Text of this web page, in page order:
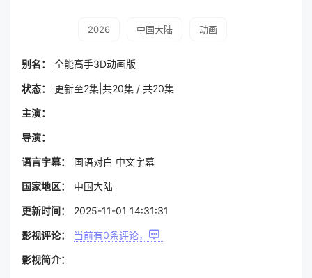
2026 中国大陆 动画
别名： 全能高手3D动画版
状态： 更新至2集|共20集 / 共20集
主演：
导演：
语言字幕： 国语对白 中文字幕
国家地区： 中国大陆
更新时间： 2025-11-01 14:31:31
影视评论： 当前有0条评论，
影视简介：